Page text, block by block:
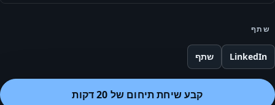
שתף
LinkedIn שתף
קבע שיחת תיחום של 20 דקות